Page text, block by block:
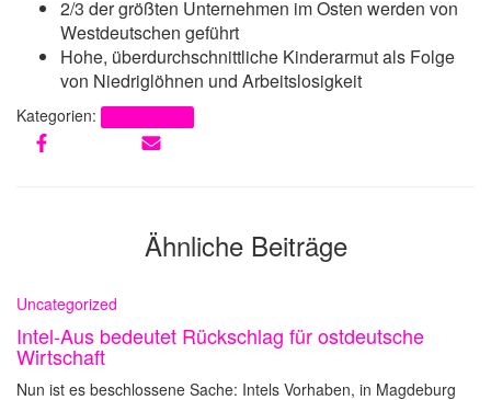
2/3 der größten Unternehmen im Osten werden von
Westdeutschen geführt
Hohe, überdurchschnittliche Kinderarmut als Folge
von Niedriglöhnen und Arbeitslosigkeit
Kategorien:
Ähnliche Beiträge
Uncategorized
Intel-Aus bedeutet Rückschlag für ostdeutsche
Wirtschaft
Nun ist es beschlossene Sache: Intels Vorhaben, in Magdeburg